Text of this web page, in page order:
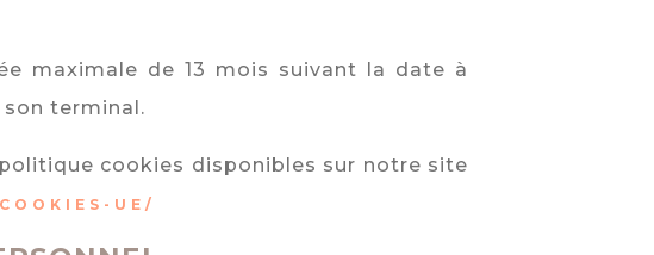
maximale de 13 mois suivant la date à
son terminal.
cookies disponibles sur notre site
UE/